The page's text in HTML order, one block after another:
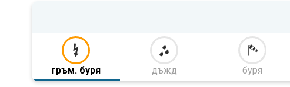
гръм. буря дъжд буря